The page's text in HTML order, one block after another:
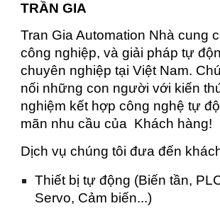
TRẦN GIA
Tran Gia Automation Nhà cung
công nghiệp, và giải pháp tự
chuyên nghiệp tại Việt Nam.
nối những con người với kiến
nghiệm kết hợp công nghệ tự
mãn nhu cầu của Khách hàng!
Dịch vụ chúng tôi đưa đến
Thiết bị tự động (Biến tần,
Servo, Cảm biến...)